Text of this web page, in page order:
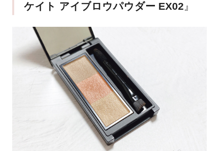
ケイト アイブロウパウダー EX02 』